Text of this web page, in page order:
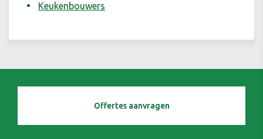
Keukenbouwers
Offertes aanvragen